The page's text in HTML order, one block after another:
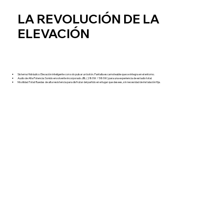
LA REVOLUCIÓN DE LA
ELEVACIÓN
Sistema Hidráulico: Elevación inteligente con solo pulsar un botón. Pantalla escamoteable que se integra en el entorno.
Audio de Alta Potencia: Sonido envolvente incorporado JBL (280W / 580W) para una experiencia de estadio total.
Movilidad Total: Ruedas de alta resistencia para disfrutar del partido en el lugar que desees, sin necesidad de instalación fija.